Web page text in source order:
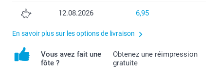
12.08.2026 6,95
En savoir plus sur les options de livraison
Vous avez fait une
fôte ?
Obtenez une réimpression
gratuite